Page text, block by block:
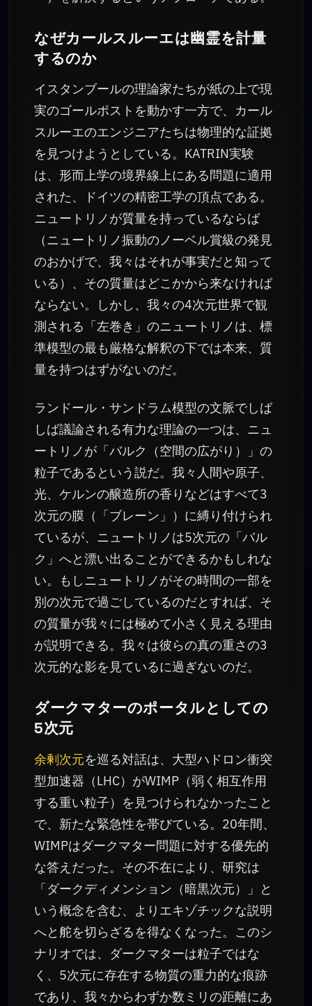
なぜカールスルーエは幽霊を計量
するのか
イスタンブールの理論家たちが紙の上で現
実のゴールポストを動かす一方で、カール
スルーエのエンジニアたちは物理的な証拠
を見つけようとしている。KATRIN実験
は、形而上学の境界線上にある問題に適用
された、ドイツの精密工学の頂点である。
ニュートリノが質量を持っているならば
（ニュートリノ振動のノーベル賞級の発見
のおかげで、我々はそれが事実だと知って
いる）、その質量はどこかから来なければ
ならない。しかし、我々の4次元世界で観
測される「左巻き」のニュートリノは、標
準模型の最も厳格な解釈の下では本来、質
量を持つはずがないのだ。
ランドール・サンドラム模型の文脈でしば
しば議論される有力な理論の一つは、ニュ
ートリノが「バルク（空間の広がり）」の
粒子であるという説だ。我々人間や原子、
光、ケルンの醸造所の香りなどはすべて3
次元の膜（「ブレーン」）に縛り付けられ
ているが、ニュートリノは5次元の「バル
ク」へと漂い出ることができるかもしれな
い。もしニュートリノがその時間の一部を
別の次元で過ごしているのだとすれば、そ
の質量が我々には極めて小さく見える理由
が説明できる。我々は彼らの真の重さの3
次元的な影を見ているに過ぎないのだ。
ダークマターのポータルとしての
5次元
余剰次元を巡る対話は、大型ハドロン衝突
型加速器（LHC）がWIMP（弱く相互作用
する重い粒子）を見つけられなかったこと
で、新たな緊急性を帯びている。20年間、
WIMPはダークマター問題に対する優先的
な答えだった。その不在により、研究は
「ダークディメンション（暗黒次元）」と
いう概念を含む、よりエキゾチックな説明
へと舵を切らざるを得なくなった。このシ
ナリオでは、ダークマターは粒子ではな
く、5次元に存在する物質の重力的な痕跡
であり、我々からわずか数ミリの距離にあ